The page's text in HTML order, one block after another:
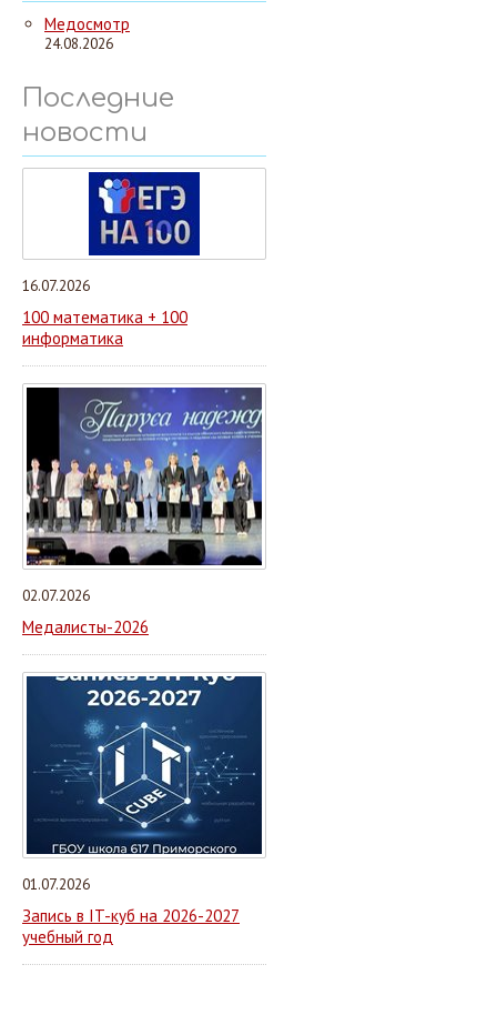
Медосмотр
24.08.2026
Последние
новости
16.07.2026
100 математика + 100
информатика
02.07.2026
Медалисты-2026
01.07.2026
Запись в IT-куб на 2026-2027
учебный год